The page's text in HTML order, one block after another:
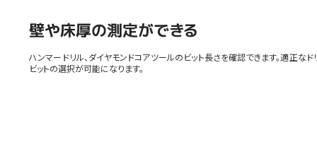
ハンマードリル、ダイヤモンドコアツールのビット長さを確認できます。適正な
ビットの選択が可能になります。